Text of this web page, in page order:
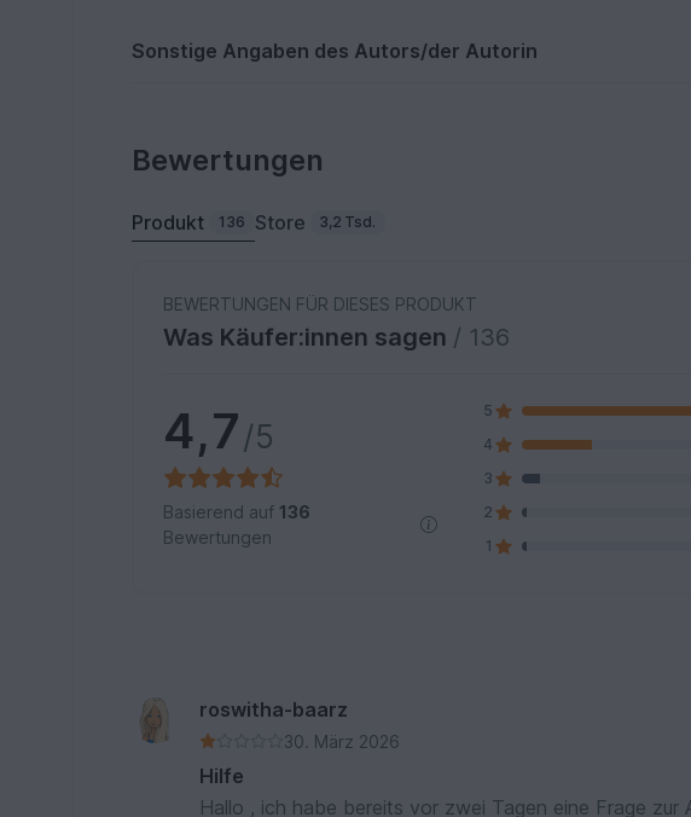
Sonstige Angaben des Autors/der Autorin
Bewertungen
Produkt 136 Store 3,2 Tsd.
BEWERTUNGEN FÜR DIESES PRODUKT
Was Käufer:innen sagen / 136
4,7/5
Basierend auf 136
Bewertungen
5
4
3
2
1
roswitha-baarz
30. März 2026
Hilfe
Hallo , ich habe bereits vor zwei Tagen eine Frage zur